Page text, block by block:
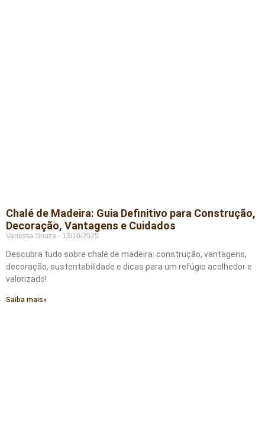
Chalé de Madeira: Guia Definitivo para Construção,
Decoração, Vantagens e Cuidados
Vanessa Souza 13/10/2025
Descubra tudo sobre chalé de madeira: construção, vantagens,
decoração, sustentabilidade e dicas para um refúgio acolhedor e
valorizado!
Saiba mais»